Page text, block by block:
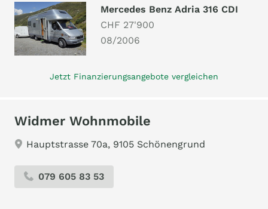
Mercedes Benz Adria 316 CDI
CHF 27'900
08/2006
Jetzt Finanzierungsangebote vergleichen
Widmer Wohnmobile
Hauptstrasse 70a, 9105 Schönengrund
079 605 83 53